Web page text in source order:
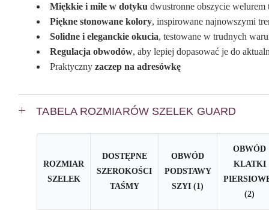
Miękkie i miłe w dotyku dwustronne obszycie
Piękne stonowane kolory, inspirowane najnowszymi
Solidne i eleganckie okucia, testowane w trudnych
Regulacja obwodów, aby lepiej dopasować je do
Praktyczny zaczep na adresówkę
TABELA ROZMIARÓW SZELEK GUARD
ROZMIAR
SZELEK
DOSTĘPNE
SZEROKOŚCI
TAŚMY
OBWÓD
PODSTAWY
SZYI (1)
OBWÓD
KLATKI
(2)